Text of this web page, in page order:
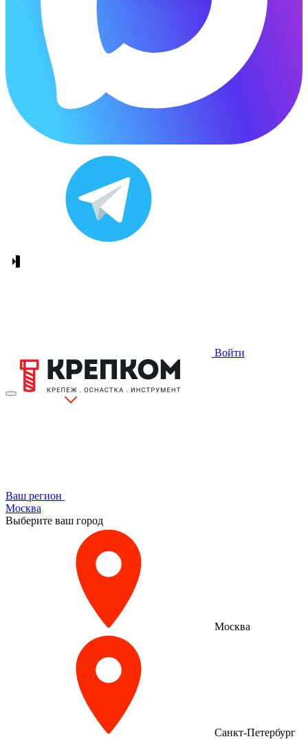
Войти
Ваш регион
Москва
Выберите ваш город
Москва
Санкт-Петербург